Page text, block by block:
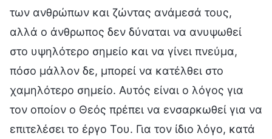
των ανθρώπων και ζώντας ανάμεσά τους,
αλλά ο άνθρωπος δεν δύναται να ανυψωθεί
στο υψηλότερο σημείο και να γίνει πνεύμα,
πόσο μάλλον δε, μπορεί να κατέλθει στο
χαμηλότερο σημείο. Αυτός είναι ο λόγος για
τον οποίον ο Θεός πρέπει να ενσαρκωθεί για να
επιτελέσει το έργο Του. Για τον ίδιο λόγο, κατά